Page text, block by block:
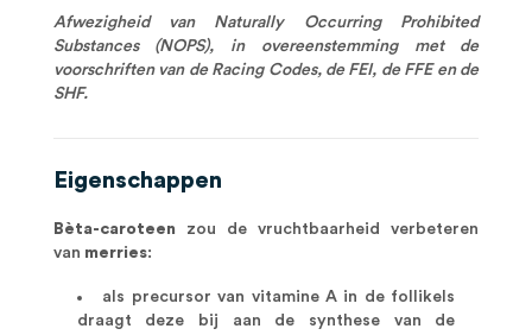
Afwezigheid van Naturally Occurring Prohibited
Substances (NOPS), in overeenstemming met de
voorschriften van de Racing Codes, de FEI, de FFE en de
SHF.
Eigenschappen
Bèta-caroteen zou de vruchtbaarheid verbeteren
van merries:
als precursor van vitamine A in de follikels
draagt deze bij aan de synthese van de